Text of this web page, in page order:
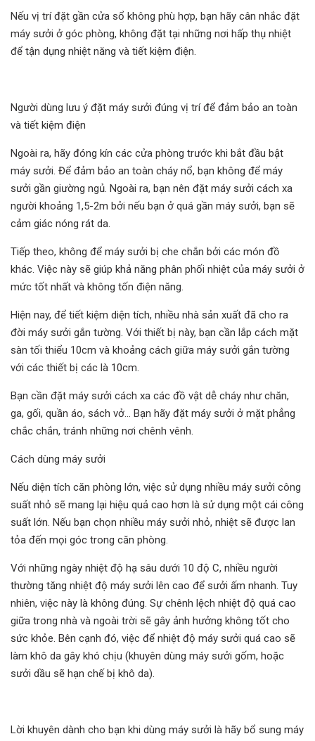
Nếu vị trí đặt gần cửa sổ không phù hợp, bạn hãy cân nhắc đặt
máy sưởi ở góc phòng, không đặt tại những nơi hấp thụ nhiệt
để tận dụng nhiệt năng và tiết kiệm điện.
Người dùng lưu ý đặt máy sưởi đúng vị trí để đảm bảo an toàn
và tiết kiệm điện
Ngoài ra, hãy đóng kín các cửa phòng trước khi bắt đầu bật
máy sưởi. Để đảm bảo an toàn cháy nổ, bạn không để máy
sưởi gần giường ngủ. Ngoài ra, bạn nên đặt máy sưởi cách xa
người khoảng 1,5-2m bởi nếu bạn ở quá gần máy sưởi, bạn sẽ
cảm giác nóng rát da.
Tiếp theo, không để máy sưởi bị che chắn bởi các món đồ
khác. Việc này sẽ giúp khả năng phân phối nhiệt của máy sưởi ở
mức tốt nhất và không tốn điện năng.
Hiện nay, để tiết kiệm diện tích, nhiều nhà sản xuất đã cho ra
đời máy sưởi gắn tường. Với thiết bị này, bạn cần lắp cách mặt
sàn tối thiểu 10cm và khoảng cách giữa máy sưởi gắn tường
với các thiết bị các là 10cm.
Bạn cần đặt máy sưởi cách xa các đồ vật dễ cháy như chăn,
ga, gối, quần áo, sách vở... Bạn hãy đặt máy sưởi ở mặt phẳng
chắc chắn, tránh những nơi chênh vênh.
Cách dùng máy sưởi
Nếu diện tích căn phòng lớn, việc sử dụng nhiều máy sưởi công
suất nhỏ sẽ mang lại hiệu quả cao hơn là sử dụng một cái công
suất lớn. Nếu bạn chọn nhiều máy sưởi nhỏ, nhiệt sẽ được lan
tỏa đến mọi góc trong căn phòng.
Với những ngày nhiệt độ hạ sâu dưới 10 độ C, nhiều người
thường tăng nhiệt độ máy sưởi lên cao để sưởi ấm nhanh. Tuy
nhiên, việc này là không đúng. Sự chênh lệch nhiệt độ quá cao
giữa trong nhà và ngoài trời sẽ gây ảnh hưởng không tốt cho
sức khỏe. Bên cạnh đó, việc để nhiệt độ máy sưởi quá cao sẽ
làm khô da gây khó chịu (khuyên dùng máy sưởi gốm, hoặc
sưởi dầu sẽ hạn chế bị khô da).
Lời khuyên dành cho bạn khi dùng máy sưởi là hãy bổ sung máy